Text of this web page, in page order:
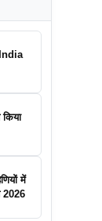
किया
में
2026